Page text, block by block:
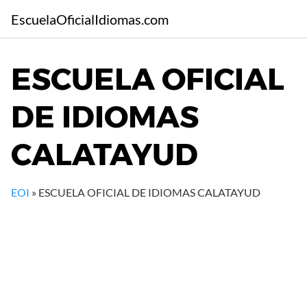
l
EscuelaOficialIdiomas.com
ESCUELA OFICIAL
DE IDIOMAS
CALATAYUD
EOI » ESCUELA OFICIAL DE IDIOMAS CALATAYUD